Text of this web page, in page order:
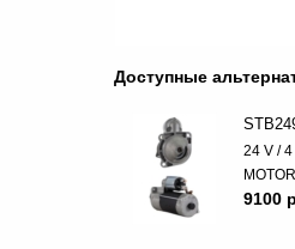
Доступные
24 V /
9100